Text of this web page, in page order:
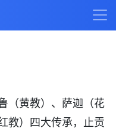
（黄教）、萨迦（花
教）四大传承，止贡